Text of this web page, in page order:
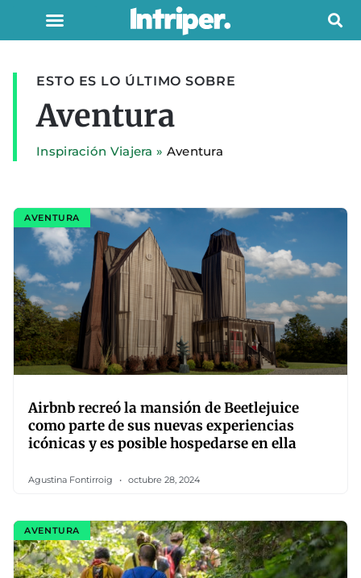
ESTO ES LO ÚLTIMO SOBRE
Aventura
Inspiración Viajera » Aventura
AVENTURA
Airbnb recreó la mansión de Beetlejuice
como parte de sus nuevas experiencias
icónicas y es posible hospedarse en ella
Agustina Fontirroig octubre 28, 2024
AVENTURA